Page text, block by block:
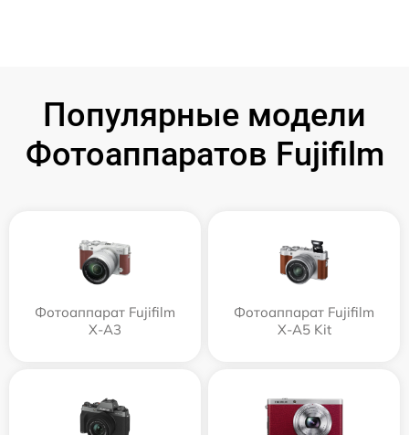
Популярные модели
Фотоаппаратов Fujifilm
Фотоаппарат Fujifilm
X-A3
Фотоаппарат Fujifilm
X-A5 Kit